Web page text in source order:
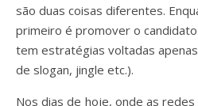
são duas coisas diferentes.
primeiro é promover o
tem estratégias voltadas
de slogan, jingle etc.).
Nos dias de hoje, onde as